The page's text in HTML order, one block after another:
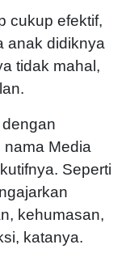
cukup efektif,
anak didiknya
tidak mahal,
nama Media
Seperti
kehumasan,
katanya.